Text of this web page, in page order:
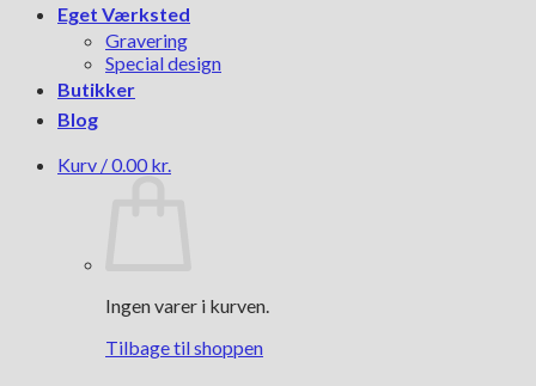
Eget Værksted
Gravering
Special design
Butikker
Blog
Kurv /0.00 kr.
Ingen varer i kurven.
Tilbage til shoppen